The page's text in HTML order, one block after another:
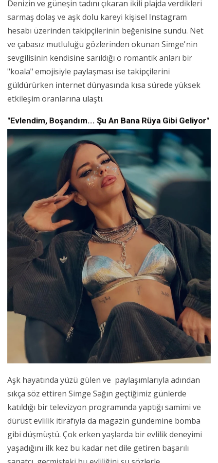
Denizin ve güneşin tadını çıkaran ikili plajda verdikleri
sarmaş dolaş ve aşk dolu kareyi kişisel Instagram
hesabı üzerinden takipçilerinin beğenisine sundu. Net
ve çabasız mutluluğu gözlerinden okunan Simge'nin
sevgilisinin kendisine sarıldığı o romantik anları bir
"koala" emojisiyle paylaşması ise takipçilerini
güldürürken internet dünyasında kısa sürede yüksek
etkileşim oranlarına ulaştı.
"Evlendim, Boşandım... Şu An Bana Rüya Gibi Geliyor"
Aşk hayatında yüzü gülen ve paylaşımlarıyla adından
sıkça söz ettiren Simge Sağın geçtiğimiz günlerde
katıldığı bir televizyon programında yaptığı samimi ve
dürüst evlilik itirafıyla da magazin gündemine bomba
gibi düşmüştü. Çok erken yaşlarda bir evlilik deneyimi
yaşadığını ilk kez bu kadar net dile getiren başarılı